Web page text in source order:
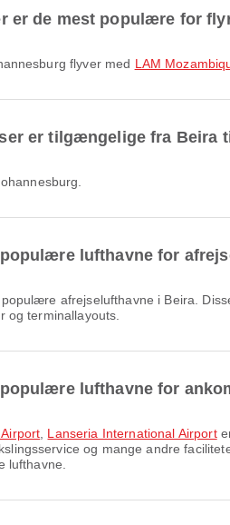
er de mest populære for
flyver med LAM
er tilgængelige fra Beira
lufthavne for
afrejselufthavne i Beira.
og terminallayouts.
lufthavne for
Airport Lanseria International Airport
og mange andre
lufthavne.